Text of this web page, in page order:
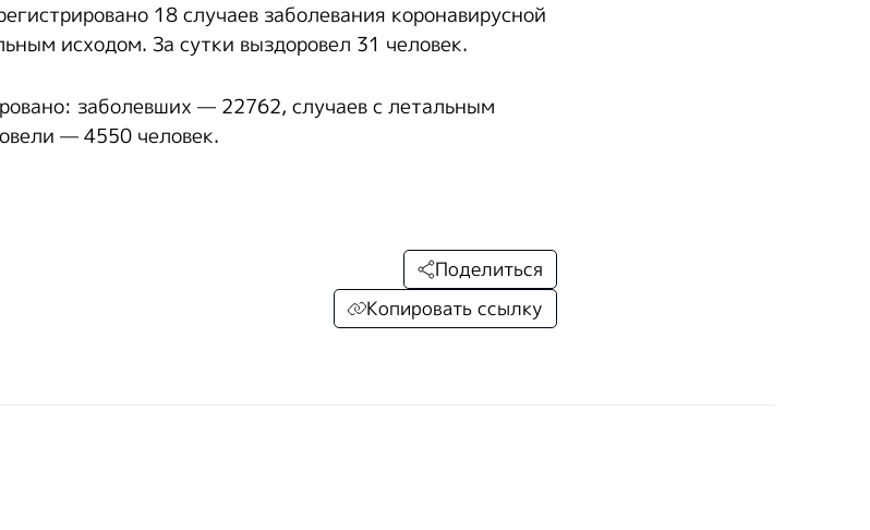
18 случаев заболевания коронавирусной
исходом. За сутки выздоровел 31 человек.
заболевших — 22762, случаев с летальным
— 4550 человек.
Поделиться
Копировать ссылку